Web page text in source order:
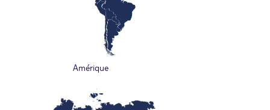
Amérique